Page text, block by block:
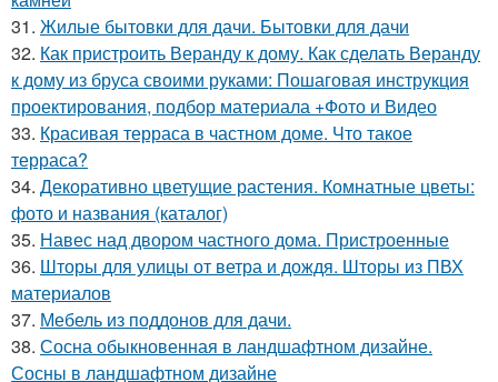
31. Жилые бытовки для дачи. Бытовки для дачи
32. Как пристроить Веранду к дому. Как сделать Веранду
к дому из бруса своими руками: Пошаговая инструкция
проектирования, подбор материала +Фото и Видео
33. Красивая терраса в частном доме. Что такое
терраса?
34. Декоративно цветущие растения. Комнатные цветы:
фото и названия (каталог)
35. Навес над двором частного дома. Пристроенные
36. Шторы для улицы от ветра и дождя. Шторы из ПВХ
материалов
37. Мебель из поддонов для дачи.
38. Сосна обыкновенная в ландшафтном дизайне.
Сосны в ландшафтном дизайне